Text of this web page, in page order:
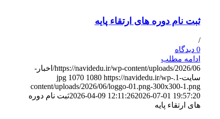
ثبت نام دوره های ارتقاء پایه
/
0 دیدگاه
ادامه مطلب
https://navidedu.ir/wp-content/uploads/2026/06/اخبار-
سایت-1.jpg
1070 1080 https://navidedu.ir/wp-
content/uploads/2026/06/loggo-01.png-300x300-1.png
2026-04-09 12:11:262026-07-01 19:57:20
ثبت نام دوره
های ارتقاء پایه